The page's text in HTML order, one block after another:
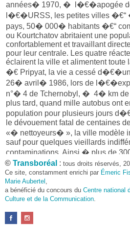
années� 1970, � l�€�apogée
l�€�URSS, les petites villes
pays, 50� 000� habitants �€“
ou Kourtchatov abritaient une
confortablement et travaillant
pour leur centrale. Les quatre
éclairent la ville et alimentent toute
�€ Pripyat, la vie a cessé
26� avril� 1986, lors de
n°� 4 de Tchernobyl, � 4� km
plus tard, quand mille autobus ont
population pour plusieurs jours
le dévouement fatal de centaines
«� nettoyeurs� », la ville modèle
sauf pour quelques vieillards
contaminations. Ainsi,� plus de
évacuées de la région ont dû
parias dans des conditions
La plus grande catastrophe
l�€�atmosphère plus de cent fois
contenus dans la bombe
50� morts directes et quelque 4�
par des cancers induits dans les
© Transboréal : tous droits réservés,
Ce site, constamment enrichi par Émeric
Marie Aubertel ,
a bénéficié du concours du Centre national
Culture et de la Communication.